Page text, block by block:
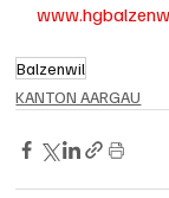
Balzenwil
KANTON AARGAU